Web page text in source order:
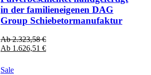
in der familieneigenen DAG
Group Schiebetormanufaktur
Ab2.323,58€
Ab 1.626,51 €
Sale